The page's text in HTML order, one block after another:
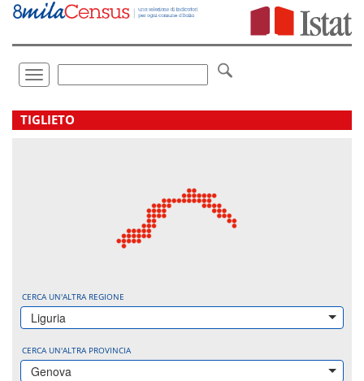
Vai
direttamente
Toggle
navigation
.
TIGLIETO
CERCA UN'ALTRA REGIONE
Liguria
CERCA UN'ALTRA PROVINCIA
Genova